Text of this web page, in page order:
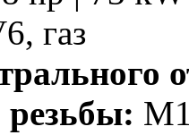
газ
резьбы: